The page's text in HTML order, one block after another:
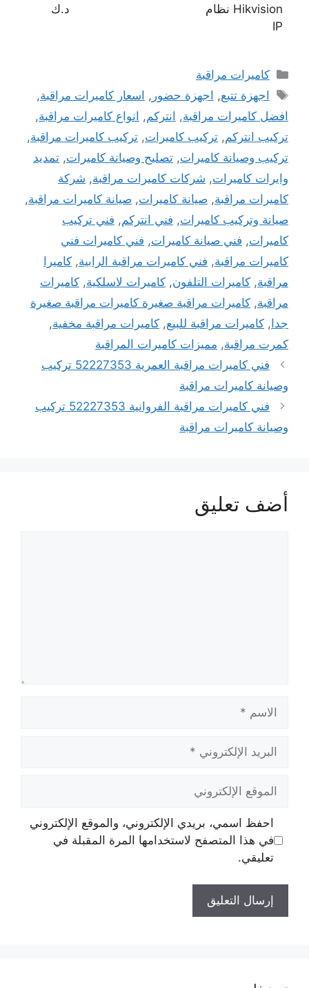
Hikvision نظام
IP
د.ك
التصنيفات
كاميرات مراقبة
الوسوم
اجهزة تتبع, اجهزة حضور , اسعار كاميرات مراقبة,
افضل كاميرات مراقبة, انتركم, انواع كاميرات مراقبة,
تركيب انتركم, تركيب كاميرات, تركيب كاميرات مراقبة,
تركيب وصيانة كاميرات, تصليح وصيانة كاميرات, تمديد
وايرات كاميرات, شركات كاميرات مراقبة, شركة
كاميرات مراقبة, صيانة كاميرات, صيانة كاميرات مراقبة,
صيانة وتركيب كاميرات, فني انتركم, فني تركيب
كاميرات, فني صيانة كاميرات, فني كاميرات فني
كاميرات مراقبة, فني كاميرات مراقبة الرابية, كاميرا
مراقبة, كاميرات التلفون, كاميرات لاسلكية, كاميرات
مراقبة, كاميرات مراقبة صغيرة كاميرات مراقبة صغيرة
جدا , كاميرات مراقبة للبيع, كاميرات مراقبة مخفية,
كمرت مراقبة, مميزات كاميرات المراقبة
فني كاميرات مراقبة العمرية 52227353 تركيب
وصيانة كاميرات مراقبة
فني كاميرات مراقبة الفروانية 52227353 تركيب
وصيانة كاميرات مراقبة
أضف تعليق
الاسم
البريد
الإلكتروني
الموقع
الإلكتروني
احفظ اسمي، بريدي الإلكتروني، والموقع الإلكتروني
في هذا المتصفح لاستخدامها المرة المقبلة في
تعليقي.